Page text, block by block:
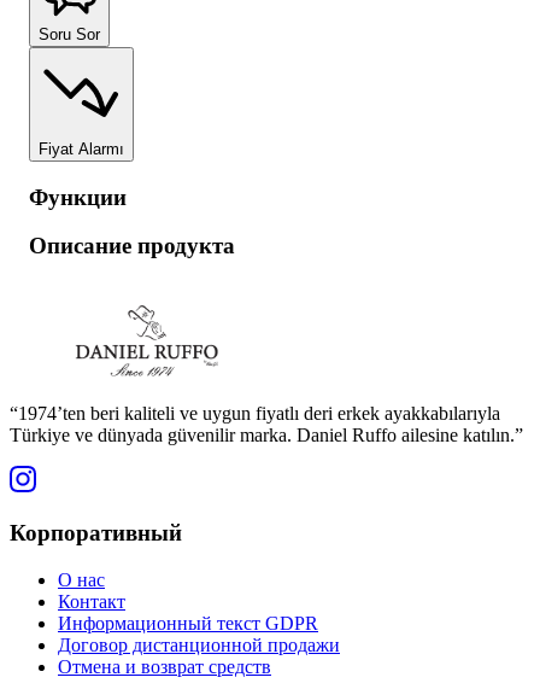
Soru Sor
Fiyat Alarmı
Функции
Описание продукта
“1974’ten beri kaliteli ve uygun fiyatlı deri erkek ayakkabılarıyla
Türkiye ve dünyada güvenilir marka. Daniel Ruffo ailesine katılın.”
Корпоративный
О нас
Контакт
Информационный текст GDPR
Договор дистанционной продажи
Отмена и возврат средств